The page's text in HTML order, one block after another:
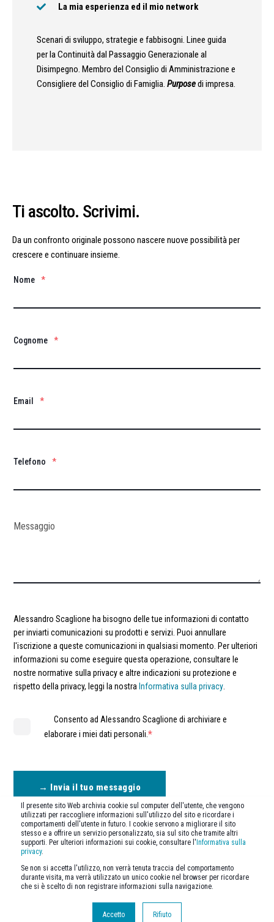
Il presente sito Web archivia cookie sul computer dell'utente, che vengono
utilizzati per raccogliere informazioni sull'utilizzo del sito e ricordare i
comportamenti dell'utente in futuro. I cookie servono a migliorare il sito
stesso e a offrire un servizio personalizzato, sia sul sito che tramite altri
supporti. Per ulteriori informazioni sui cookie, consultare l' Informativa sulla
privacy.
Se non si accetta l'utilizzo, non verrà tenuta traccia del comportamento
durante visita, ma verrà utilizzato un unico cookie nel browser per ricordare
che si è scelto di non registrare informazioni sulla navigazione.
Accetto Rifiuto
La mia esperienza ed il mio network
Scenari di sviluppo, strategie e fabbisogni. Linee guida
per la Continuità dal Passaggio Generazionale al
Disimpegno. Membro del Consiglio di Amministrazione e
Consigliere del Consiglio di Famiglia. Purposedi impresa.
Ti ascolto. Scrivimi.
Da un confronto originale possono nascere nuove possibilità per
crescere e continuare insieme.
Nome *
Cognome *
Email *
Telefono *
Alessandro Scaglione ha bisogno delle tue informazioni di contatto
per inviarti comunicazioni su prodotti e servizi. Puoi annullare
l'iscrizione a queste comunicazioni in qualsiasi momento. Per ulteriori
informazioni su come eseguire questa operazione, consultare le
nostre normative sulla privacy e altre indicazioni su protezione e
rispetto della privacy, leggi la nostra Informativa sulla privacy.
Consento ad Alessandro Scaglione di archiviare e
elaborare i miei dati personali. *
© Copyright Consiliator srl - All Trademarks and registered trademarks are the
Privacy and Cookie Policy